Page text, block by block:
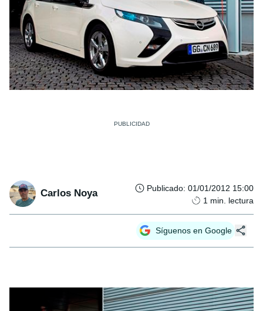
Carlos Noya Publicado: 01/01/2012 15:00
1 min. lectura
Síguenos en Google